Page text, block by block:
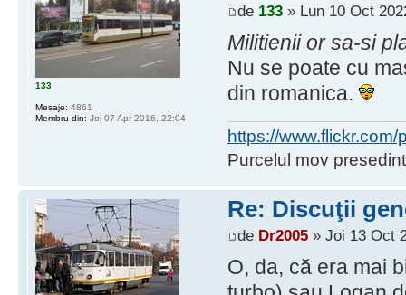
de 133» Lun 10 Oct
Militienii or sa-si
Nu se poate cu
din romanica.
https://
Purcelul mov
133
Mesaje: 4861
Membru din: Joi 07 Apr 2016, 22:04
Re: Discuţii
de Dr2005» Joi 13 Oct
O, da, că era mai